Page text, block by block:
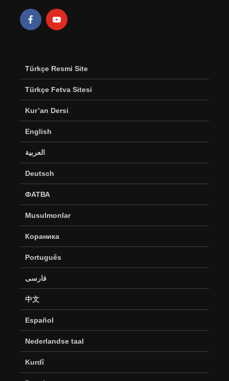
Türkçe Resmi Site
Türkçe Fetva Sitesi
Kur’an Dersi
English
العربية
Deutsch
ФАТВА
Musulmonlar
Кораника
Português
فارسی
中文
Español
Nederlandse taal
Kurdî